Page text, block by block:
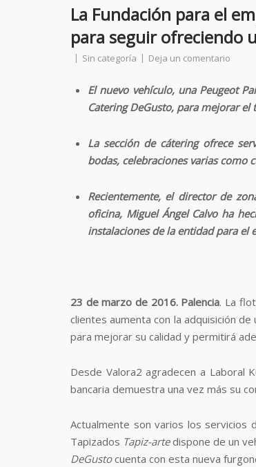
La Fundación para el
para seguir ofreciendo
Sin categoría Deja un comentario
El nuevo vehículo, una Peugeot
Catering DeGusto, para mejorar
La sección de cátering ofrece
bodas, celebraciones varias como
Recientemente, el director de
oficina, Miguel Ángel Calvo ha
instalaciones de la entidad para el
23 de marzo de 2016. Palencia. La
clientes aumenta con la adquisición
para mejorar su calidad y permitirá
Desde Valora2 agradecen a Laboral
bancaria demuestra una vez más su
Actualmente son varios los servicios
Tapizados Tapiz-artedispone de un
DeGustocuenta con esta nueva